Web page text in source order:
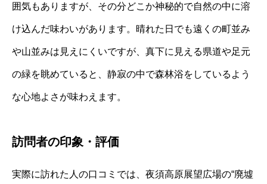
囲気もありますが、その分どこか神秘的で自然の中に溶
け込んだ味わいがあります。晴れた日でも遠くの町並み
や山並みは見えにくいですが、真下に見える県道や足元
の緑を眺めていると、静寂の中で森林浴をしているよう
な心地よさが味わえます。
訪問者の印象・評価
実際に訪れた人の口コミでは、夜須高原展望広場の“廃墟